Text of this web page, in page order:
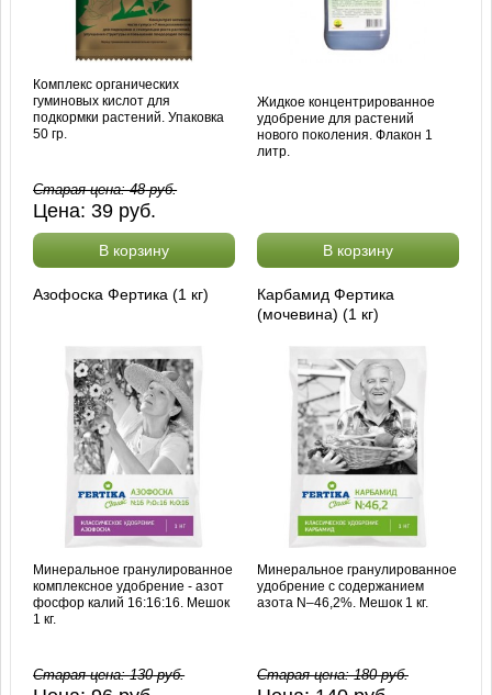
Комплекс органических
гуминовых кислот для
подкормки растений. Упаковка
50 гр.
Старая цена:48руб.
Цена:39 руб.
В корзину
Жидкое концентрированное
удобрение для растений
нового поколения. Флакон 1
литр.
В корзину
Азофоска Фертика (1 кг)
Минеральное гранулированное
комплексное удобрение - азот
фосфор калий 16:16:16. Мешок
1 кг.
Старая цена:130руб.
Карбамид Фертика
(мочевина) (1 кг)
Минеральное гранулированное
удобрение с содержанием
азота N–46,2%. Мешок 1 кг.
Старая цена:180руб.